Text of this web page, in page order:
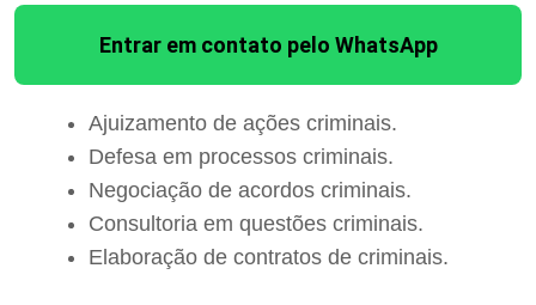
Entrar em contato pelo WhatsApp
Ajuizamento de ações criminais.
Defesa em processos criminais.
Negociação de acordos criminais.
Consultoria em questões criminais.
Elaboração de contratos de criminais.